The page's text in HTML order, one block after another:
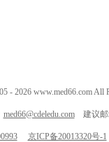
- 2026 www.med66.com
med66@cdeledu.com建议邮
京ICP备20013320号-1